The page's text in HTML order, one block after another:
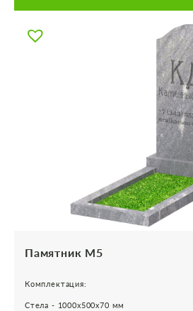
Памятник М5
Комплектация:
Стела - 1000х500х70 мм